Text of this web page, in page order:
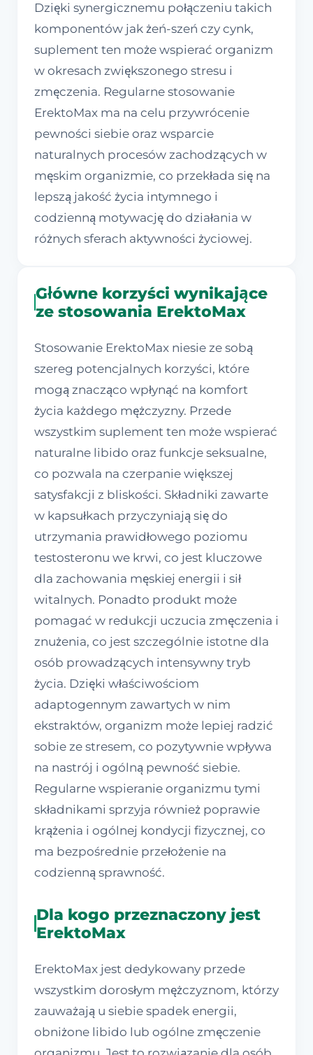
Dzięki synergicznemu połączeniu takich
komponentów jak żeń-szeń czy cynk,
suplement ten może wspierać organizm
w okresach zwiększonego stresu i
zmęczenia. Regularne stosowanie
ErektoMax ma na celu przywrócenie
pewności siebie oraz wsparcie
naturalnych procesów zachodzących w
męskim organizmie, co przekłada się na
lepszą jakość życia intymnego i
codzienną motywację do działania w
różnych sferach aktywności życiowej.
Główne korzyści wynikające
ze stosowania ErektoMax
Stosowanie ErektoMax niesie ze sobą
szereg potencjalnych korzyści, które
mogą znacząco wpłynąć na komfort
życia każdego mężczyzny. Przede
wszystkim suplement ten może wspierać
naturalne libido oraz funkcje seksualne,
co pozwala na czerpanie większej
satysfakcji z bliskości. Składniki zawarte
w kapsułkach przyczyniają się do
utrzymania prawidłowego poziomu
testosteronu we krwi, co jest kluczowe
dla zachowania męskiej energii i sił
witalnych. Ponadto produkt może
pomagać w redukcji uczucia zmęczenia i
znużenia, co jest szczególnie istotne dla
osób prowadzących intensywny tryb
życia. Dzięki właściwościom
adaptogennym zawartych w nim
ekstraktów, organizm może lepiej radzić
sobie ze stresem, co pozytywnie wpływa
na nastrój i ogólną pewność siebie.
Regularne wspieranie organizmu tymi
składnikami sprzyja również poprawie
krążenia i ogólnej kondycji fizycznej, co
ma bezpośrednie przełożenie na
codzienną sprawność.
Dla kogo przeznaczony jest
ErektoMax
ErektoMax jest dedykowany przede
wszystkim dorosłym mężczyznom, którzy
zauważają u siebie spadek energii,
obniżone libido lub ogólne zmęczenie